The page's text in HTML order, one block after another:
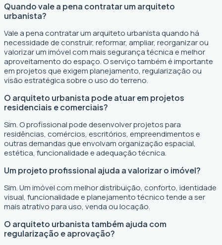
Quando vale a pena contratar um arquiteto
urbanista?
Vale a pena contratar um arquiteto urbanista quando há
necessidade de construir, reformar, ampliar, reorganizar ou
valorizar um imóvel com mais segurança técnica e melhor
aproveitamento do espaço. O serviço também é importante
em projetos que exigem planejamento, regularização ou
visão estratégica sobre o uso do terreno.
O arquiteto urbanista pode atuar em projetos
residenciais e comerciais?
Sim. O profissional pode desenvolver projetos para
residências, comércios, escritórios, empreendimentos e
outras demandas que envolvam organização espacial,
estética, funcionalidade e adequação técnica.
Um projeto profissional ajuda a valorizar o imóvel?
Sim. Um imóvel com melhor distribuição, conforto, identidade
visual, funcionalidade e planejamento técnico tende a ser
mais atrativo para uso, venda ou locação.
O arquiteto urbanista também ajuda com
regularização e aprovação?